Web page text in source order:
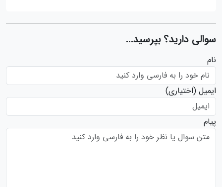
سوالی دارید؟ بپرسید...
نام
ایمیل (اختیاری)
پیام